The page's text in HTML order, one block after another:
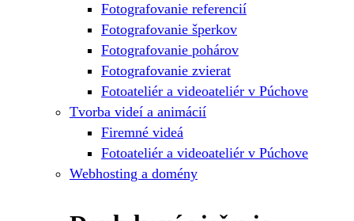
Fotografovanie referencií
Fotografovanie šperkov
Fotografovanie pohárov
Fotografovanie zvierat
Fotoateliér a videoateliér v Púchove
Tvorba videí a animácií
Firemné videá
Fotoateliér a videoateliér v Púchove
Webhosting a domény